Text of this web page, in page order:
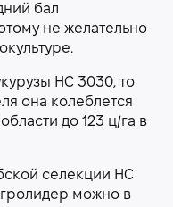
бал
не желательно
НС 3030, то
она колеблется
до 123 ц/га в
селекции НС
можно в